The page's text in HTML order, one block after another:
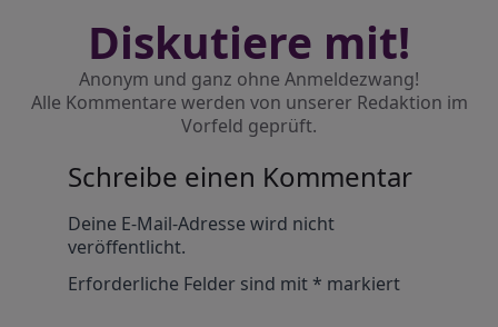
Diskutiere mit!
Anonym und ganz ohne Anmeldezwang!
Alle Kommentare werden von unserer Redaktion im
Vorfeld geprüft.
Schreibe einen Kommentar
Deine E-Mail-Adresse wird nicht
veröffentlicht.
Erforderliche Felder sind mit* markiert